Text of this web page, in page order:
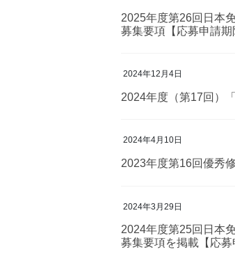
2025年度第26回日本
募集要項【応募申請
2024年12月4日
2024年度（第17回）
2024年4月10日
2023年度第16回優秀
2024年3月29日
2024年度第25回日本
募集要項を掲載【応